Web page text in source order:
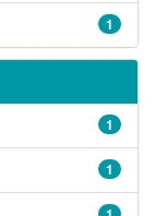
1
1
1